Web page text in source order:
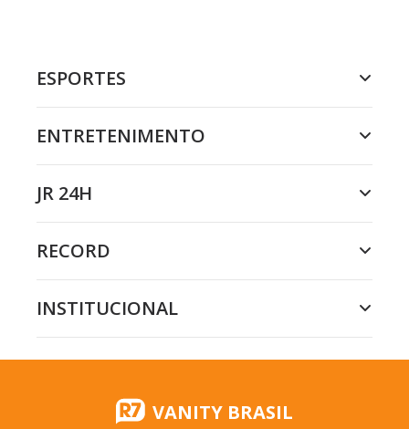
ESPORTES
ENTRETENIMENTO
JR 24H
RECORD
INSTITUCIONAL
VANITY BRASIL